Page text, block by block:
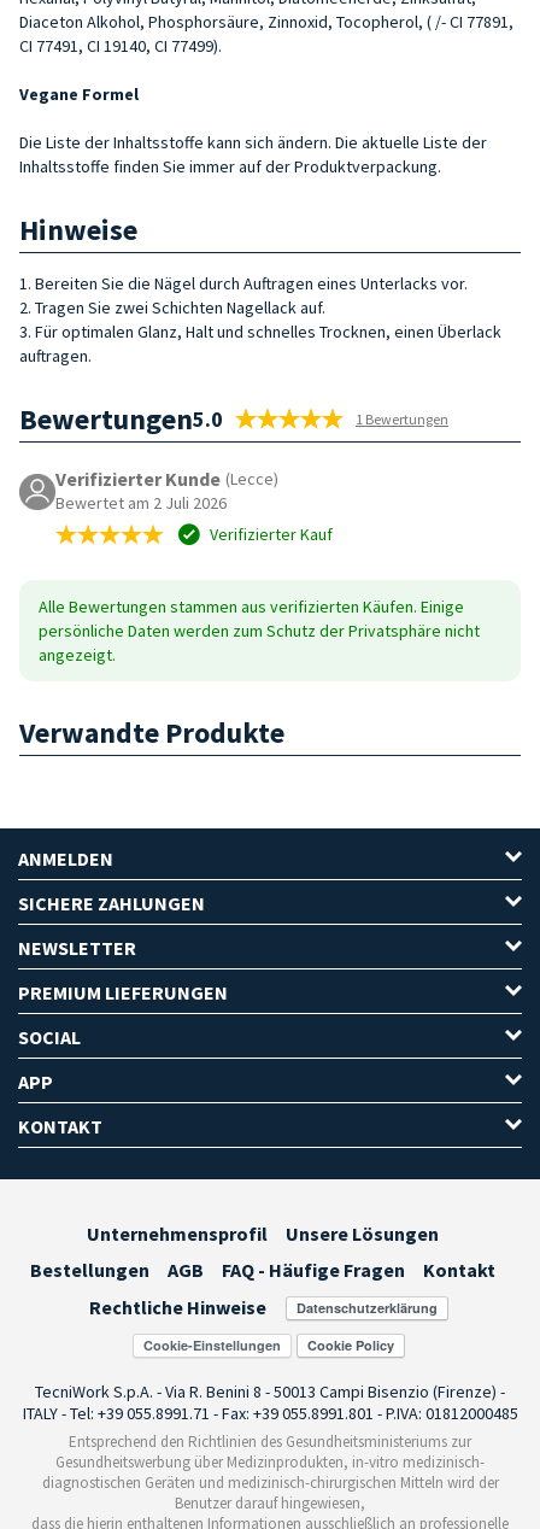
Diaceton Alkohol, Phosphorsäure, Zinnoxid, Tocopherol, ( /- CI 77891,
CI 77491, CI 19140, CI 77499).
Vegane Formel
Die Liste der Inhaltsstoffe kann sich ändern. Die aktuelle Liste der
Inhaltsstoffe finden Sie immer auf der Produktverpackung.
Hinweise
1. Bereiten Sie die Nägel durch Auftragen eines Unterlacks vor.
2. Tragen Sie zwei Schichten Nagellack auf.
3. Für optimalen Glanz, Halt und schnelles Trocknen, einen Überlack
auftragen.
Bewertungen5.0 1 Bewertungen
Verifizierter Kunde (Lecce)
Bewertet am 2 Juli 2026
Verifizierter Kauf
Alle Bewertungen stammen aus verifizierten Käufen. Einige
persönliche Daten werden zum Schutz der Privatsphäre nicht
angezeigt.
Verwandte Produkte
ANMELDEN
SICHERE ZAHLUNGEN
NEWSLETTER
PREMIUM LIEFERUNGEN
SOCIAL
APP
KONTAKT
Unternehmensprofil
Unsere Lösungen
Bestellungen
AGB FAQ - Häufige Fragen
Kontakt
Rechtliche Hinweise
Cookie-Einstellungen
TecniWork S.p.A. - Via R. Benini 8 - 50013 Campi Bisenzio (Firenze) -
ITALY - Tel: +39 055.8991.71 - Fax: +39 055.8991.801 - P.IVA: 01812000485
Entsprechend den Richtlinien des Gesundheitsministeriums zur
Gesundheitswerbung über Medizinprodukten, in-vitro medizinisch-
diagnostischen Geräten und medizinisch-chirurgischen Mitteln wird der
Benutzer darauf hingewiesen,
dass die hierin enthaltenen Informationen ausschließlich an professionelle